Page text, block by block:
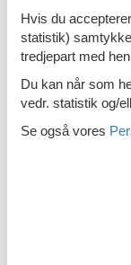
hvalp plaske i
sæsonbestemte
prale af caféer
mere end en
charmerende
forkæl dig selv på
inviterer den
Hvis du
statistik)
tredjepart med
Du kan når som
vedr. statistik og/
Se også vores